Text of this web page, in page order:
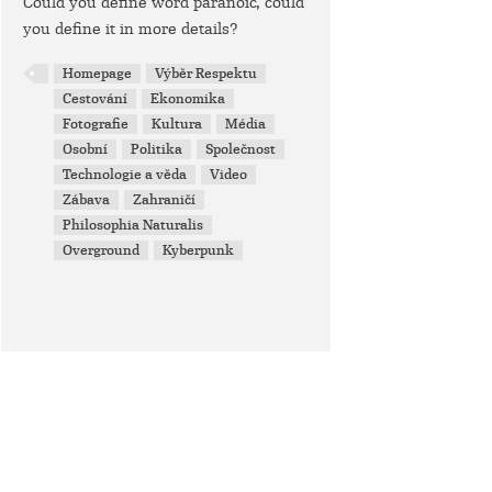
you define it in more details?
Homepage
Výběr Respektu
Cestování
Ekonomika
Fotografie
Kultura
Média
Osobní
Politika
Společnost
Technologie a věda
Video
Zábava
Zahraničí
Philosophia Naturalis
Overground
Kyberpunk